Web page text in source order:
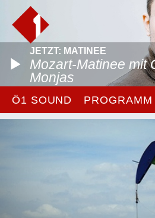
JETZT: MATINEE
Mozart-Matinee mit
Monjas
Ö1 SOUND PROGRAMM